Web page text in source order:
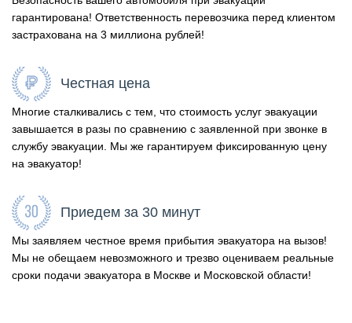
гарантирована! Ответственность перевозчика перед клиентом
застрахована на 3 миллиона рублей!
Честная цена
Многие сталкивались с тем, что стоимость услуг эвакуации
завышается в разы по сравнению с заявленной при звонке в
службу эвакуации. Мы же гарантируем фиксированную цену
на эвакуатор!
Приедем за 30 минут
Мы заявляем честное время прибытия эвакуатора на вызов!
Мы не обещаем невозможного и трезво оцениваем реальные
сроки подачи эвакуатора в Москве и Московской области!